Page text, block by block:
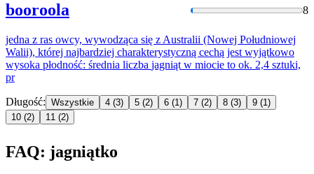
booroola 8
jedna z ras owcy, wywodząca się z Australii (Nowej Południowej
Walii), której najbardziej charakterystyczną cechą jest wyjątkowo
wysoka płodność: średnia liczba jagniąt w miocie to ok. 2,4 sztuki,
pr
Długość: Wszystkie 4 (3) 5 (2) 6 (1) 7 (2) 8 (3) 9 (1)
10 (2) 11 (2)
FAQ: jagniątko